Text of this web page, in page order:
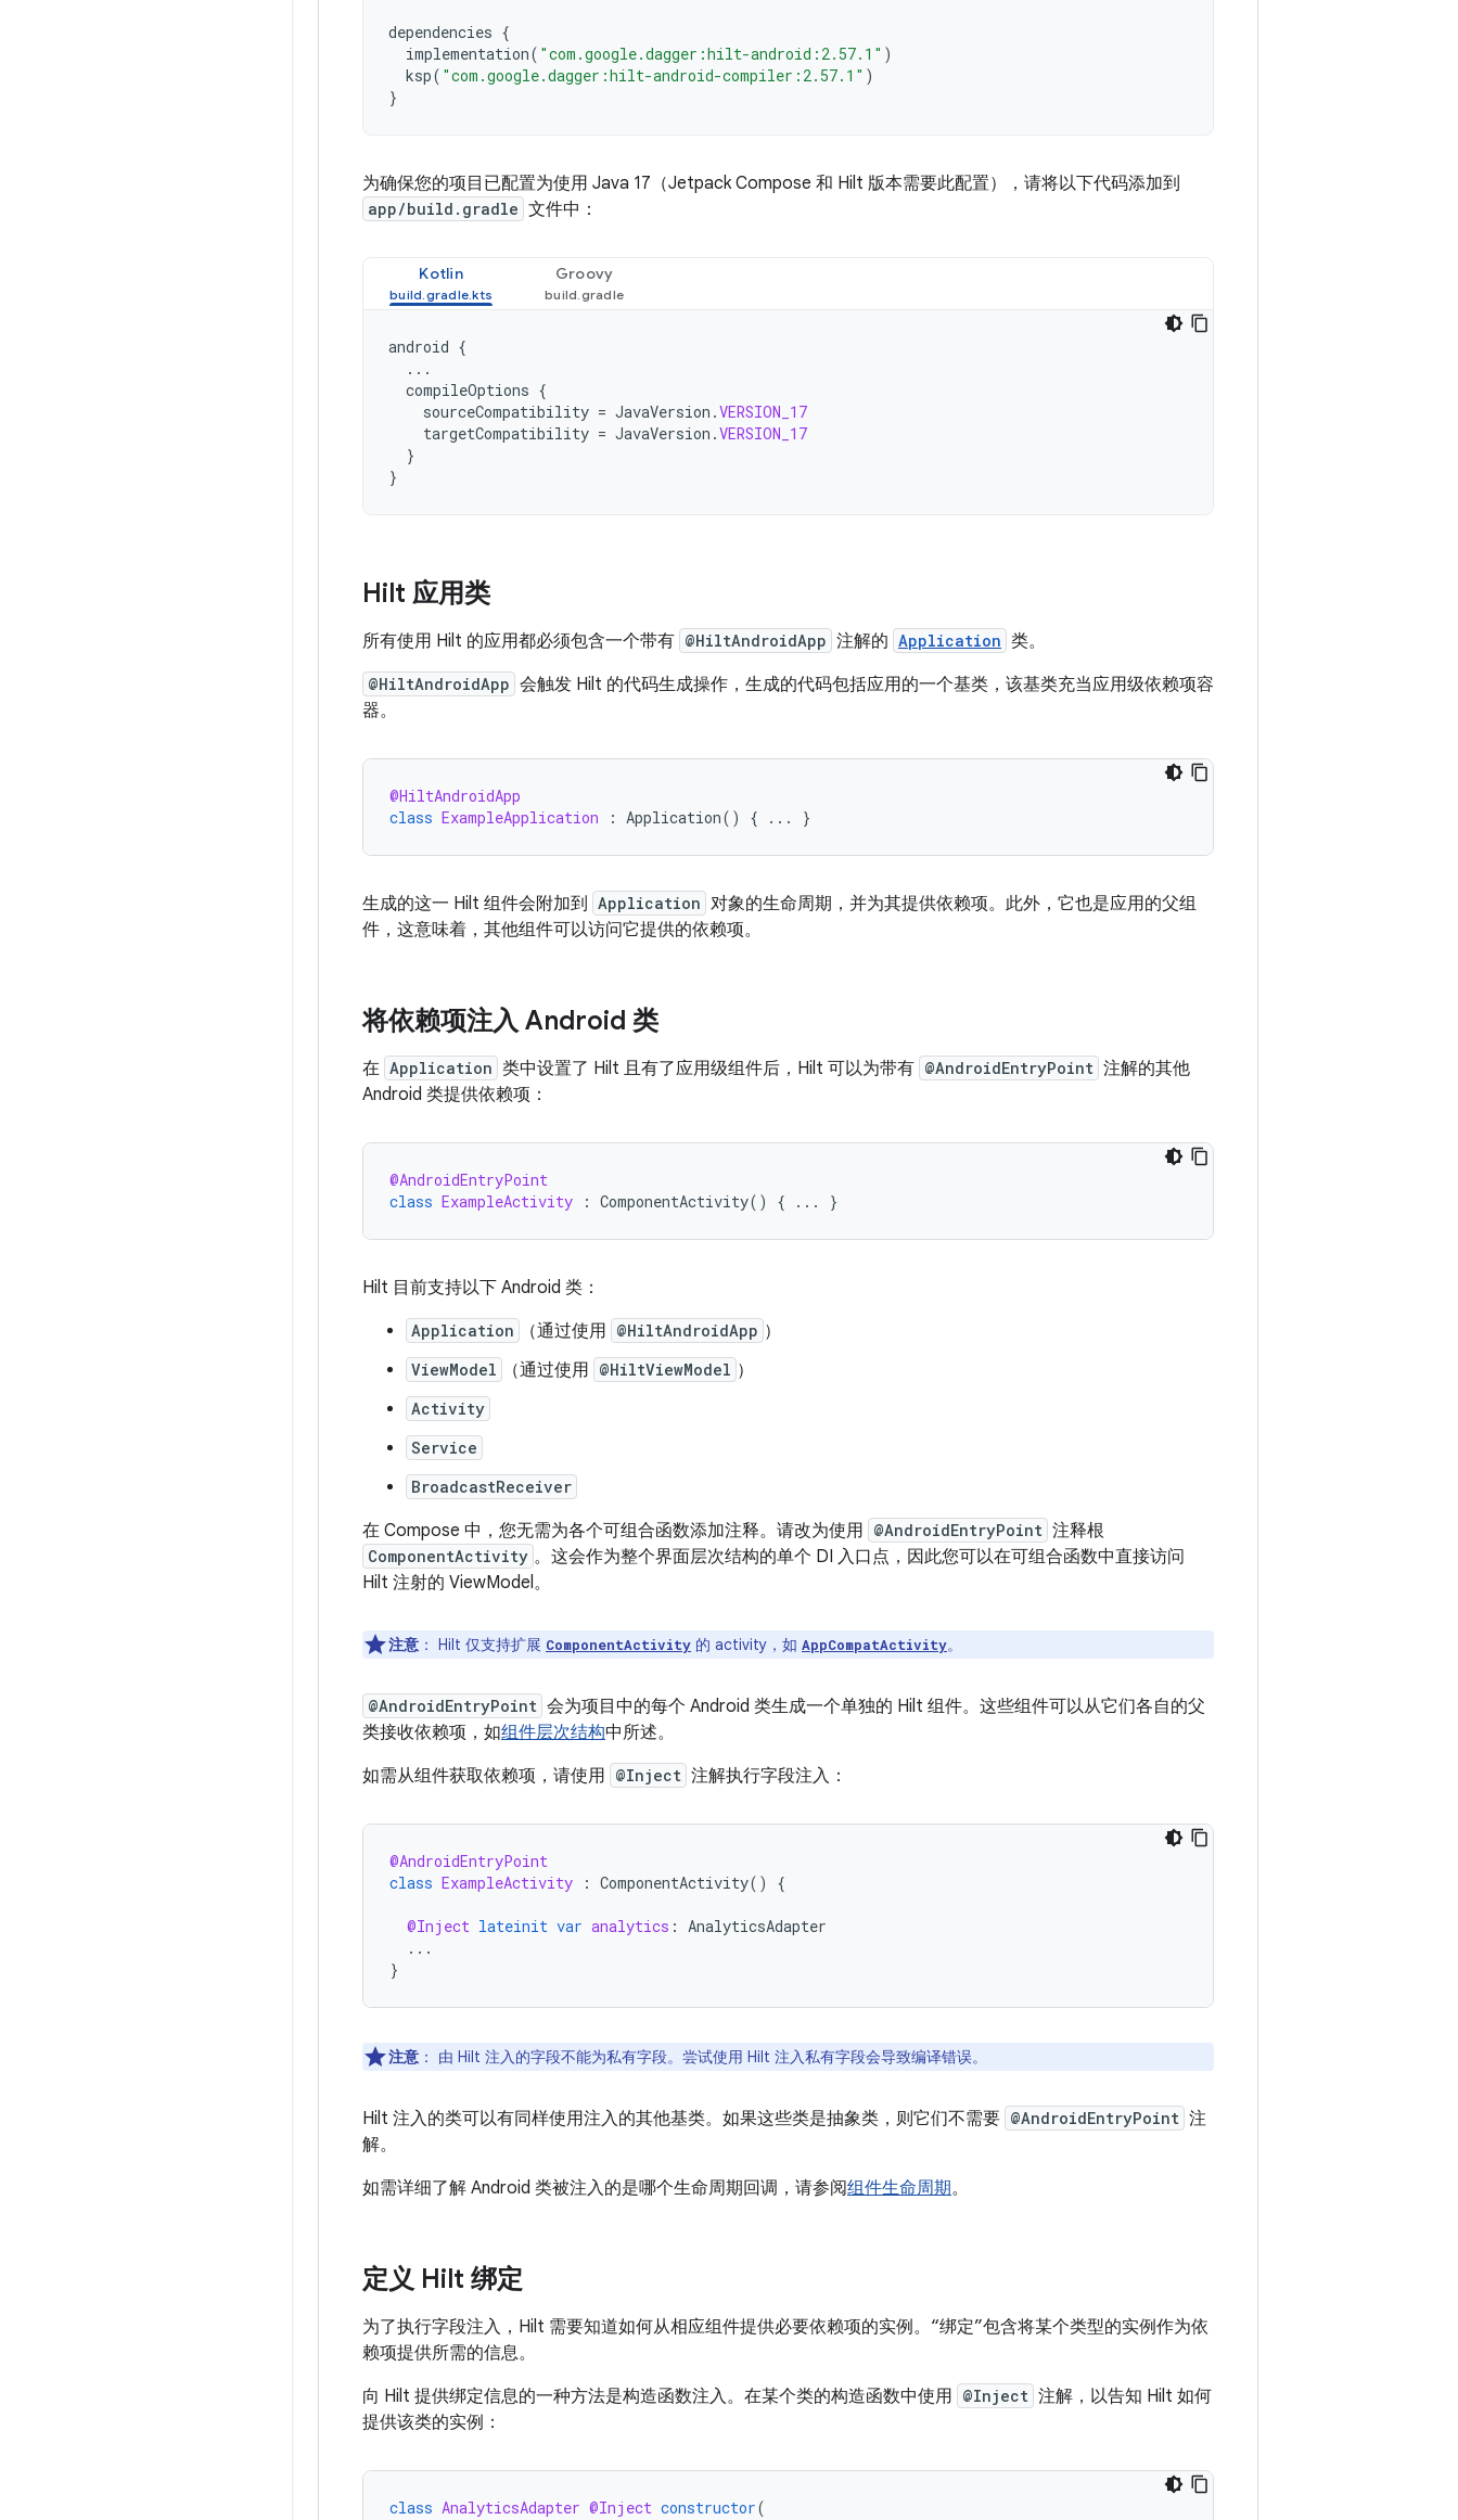
dependencies {
implementation( "com.google.dagger:hilt-android:2.57.1" )
ksp( "com.google.dagger:hilt-android-compiler:2.57.1" )
}
为确保您的项目已配置为使用 Java 17（Jetpack Compose 和 Hilt 版本需要此配置），请将以下代码添加到
app/build.gradle 文件中：
Kotlin Groovy
android {
...
compileOptions {
sourceCompatibility = JavaVersion .VERSION_17
targetCompatibility = JavaVersion .VERSION_17
}
}
Hilt 应用类
所有使用 Hilt 的应用都必须包含一个带有 @HiltAndroidApp 注解的 Application 类。
@HiltAndroidApp 会触发 Hilt 的代码生成操作，生成的代码包括应用的一个基类，该基类充当应用级依赖项容
器。
@HiltAndroidApp
class ExampleApplication : Application() { ... }
生成的这一 Hilt 组件会附加到 Application 对象的生命周期，并为其提供依赖项。此外，它也是应用的父组
件，这意味着，其他组件可以访问它提供的依赖项。
将依赖项注入 Android 类
在 Application 类中设置了 Hilt 且有了应用级组件后，Hilt 可以为带有 @AndroidEntryPoint 注解的其他
Android 类提供依赖项：
@AndroidEntryPoint
class ExampleActivity : ComponentActivity() { ... }
Hilt 目前支持以下 Android 类：
Application （通过使用 @HiltAndroidApp ）
ViewModel （通过使用 @HiltViewModel ）
Activity
Service
BroadcastReceiver
在 Compose 中，您无需为各个可组合函数添加注释。请改为使用 @AndroidEntryPoint 注释根
ComponentActivity 。这会作为整个界面层次结构的单个 DI 入口点，因此您可以在可组合函数中直接访问
Hilt 注射的 ViewModel。
注意 ： Hilt 仅支持扩展 ComponentActivity 的 activity，如 AppCompatActivity。
@AndroidEntryPoint 会为项目中的每个 Android 类生成一个单独的 Hilt 组件。这些组件可以从它们各自的父
类接收依赖项，如组件层次结构中所述。
如需从组件获取依赖项，请使用 @Inject 注解执行字段注入：
@AndroidEntryPoint
class ExampleActivity : ComponentActivity() {
@Inject lateinit var analytics : AnalyticsAdapter
...
}
注意 ： 由 Hilt 注入的字段不能为私有字段。尝试使用 Hilt 注入私有字段会导致编译错误。
Hilt 注入的类可以有同样使用注入的其他基类。如果这些类是抽象类，则它们不需要 @AndroidEntryPoint 注
解。
如需详细了解 Android 类被注入的是哪个生命周期回调，请参阅组件生命周期。
定义 Hilt 绑定
为了执行字段注入，Hilt 需要知道如何从相应组件提供必要依赖项的实例。“绑定”包含将某个类型的实例作为依
赖项提供所需的信息。
向 Hilt 提供绑定信息的一种方法是构造函数注入。 在某个类的构造函数中使用 @Inject 注解，以告知 Hilt 如何
提供该类的实例：
class AnalyticsAdapter @Inject constructor(